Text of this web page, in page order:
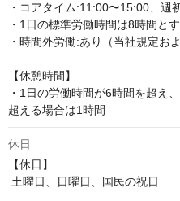
・コアタイム:11:00〜15:00、週
・1日の標準労働時間は8時間と
・時間外労働:あり（当社規定お
【休憩時間】
・1日の労働時間が6時間を超え
超える場合は1時間
休日
【休日】